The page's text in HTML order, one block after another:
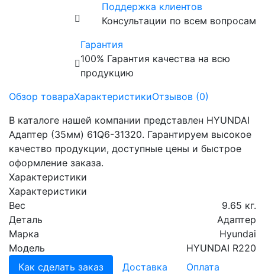
Поддержка клиентов
Консультации по всем вопросам
Гарантия
100% Гарантия качества на всю
продукцию
Обзор товараХарактеристикиОтзывов (0)
В каталоге нашей компании представлен HYUNDAI
Адаптер (35мм) 61Q6-31320. Гарантируем высокое
качество продукции, доступные цены и быстрое
оформление заказа.
Характеристики
Характеристики
Вес
9.65 кг.
Деталь
Адаптер
Марка
Hyundai
Модель
HYUNDAI R220
Как сделать заказ
Доставка
Оплата